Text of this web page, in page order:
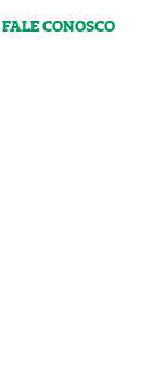
FALE CONOSCO